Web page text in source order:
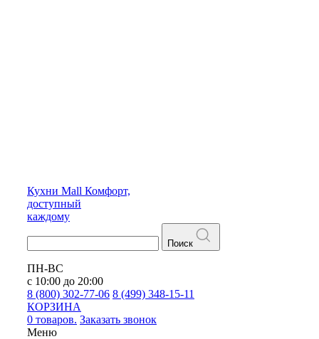
Кухни Mall Комфорт,
доступный
каждому
Поиск
ПН-ВС
с 10:00 до 20:00
8 (800) 302-77-06 8 (499) 348-15-11
КОРЗИНА
0 товаров. Заказать звонок
Меню